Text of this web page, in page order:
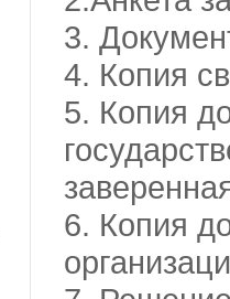
3.
4. Копия
5. Копия
6. Копия